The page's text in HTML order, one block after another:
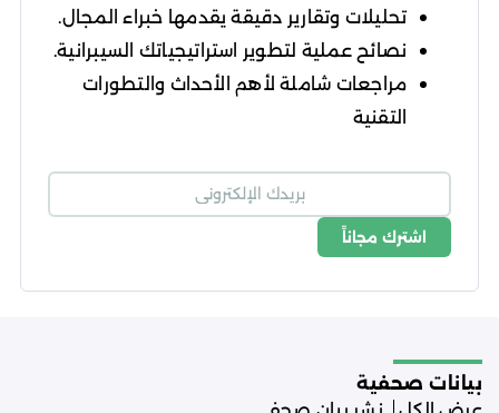
تحليلات وتقارير دقيقة يقدمها خبراء المجال.
نصائح عملية لتطوير استراتيجياتك السيبرانية.
مراجعات شاملة لأهم الأحداث والتطورات
التقنية
اشترك مجاناً
بيانات صحفية